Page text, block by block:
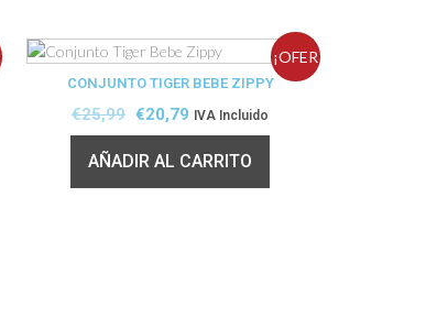
¡OFER
CONJUNTO TIGER BEBE ZIPPY
€25,99 €20,79 IVA Incluido
AÑADIR AL CARRITO